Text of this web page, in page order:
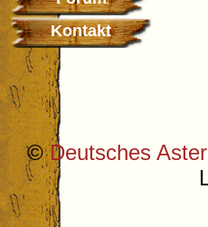
Kontakt
©Deutsches